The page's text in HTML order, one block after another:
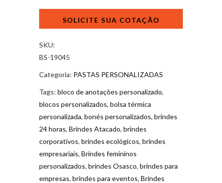
Notebook
Sintético
quantidade
SKU:
BS-19045
Categoria: PASTAS PERSONALIZADAS
Tags: bloco de anotações personalizado,
blocos personalizados, bolsa térmica
personalizada, bonés personalizados, brindes
24 horas, Brindes Atacado, brindes
corporativos, brindes ecológicos, brindes
empresariais, Brindes femininos
personalizados, brindes Osasco, brindes para
empresas, brindes para eventos, Brindes